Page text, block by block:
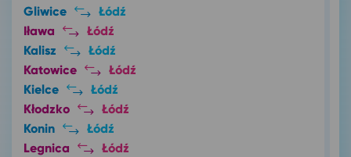
Gliwice
Łódź
Iława
Łódź
Kalisz
Łódź
Katowice
Łódź
Kielce
Łódź
Kłodzko
Łódź
Konin
Łódź
Legnica
Łódź